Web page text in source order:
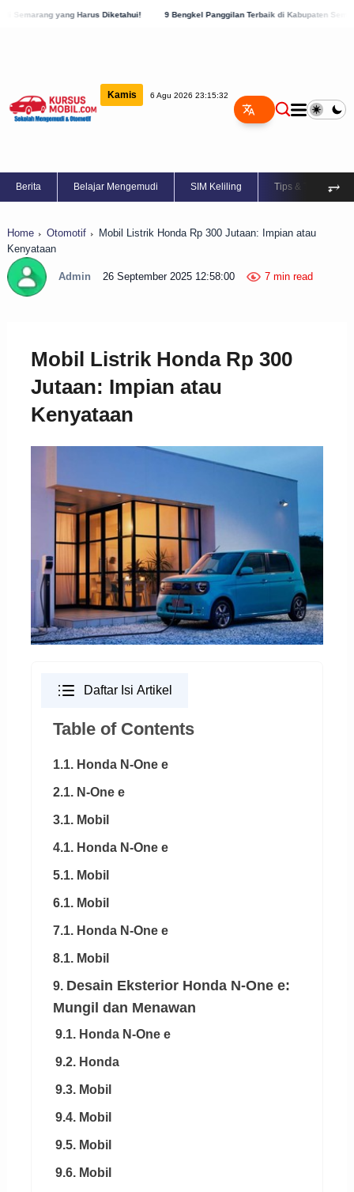
Diketahui! 9 Bengkel Panggilan Terbaik di Kabupaten Semarang, Cek Sekarang!
Kamis 6 Agu 2026 23:15:33
Berita Belajar Mengemudi SIM Keliling Tips & Trik ⥅
Home Otomotif
Mobil Listrik Honda Rp 300 Jutaan: Impian atau
Kenyataan
Admin 26 September 2025 12:58:00 7 min read
Mobil Listrik Honda Rp 300
Jutaan: Impian atau
Kenyataan
Daftar Isi Artikel
Table of Contents
1.1. Honda N-One e
2.1. N-One e
3.1. Mobil
4.1. Honda N-One e
5.1. Mobil
6.1. Mobil
7.1. Honda N-One e
8.1. Mobil
9. Desain Eksterior Honda N-One e:
Mungil dan Menawan
9.1. Honda N-One e
9.2. Honda
9.3. Mobil
9.4. Mobil
9.5. Mobil
9.6. Mobil